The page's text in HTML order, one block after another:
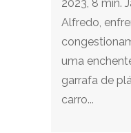
2023, 8 min.
Alfredo,
uma
garrafa de
carro...